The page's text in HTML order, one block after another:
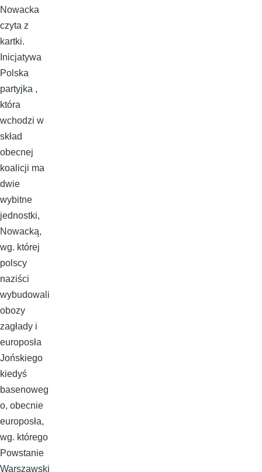
Nowacka
czyta z
kartki.
Inicjatywa
Polska
partyjka ,
która
wchodzi w
skład
obecnej
koalicji ma
dwie
wybitne
jednostki,
Nowacką,
wg. której
polscy
naziści
wybudowali
obozy
zagłady i
europosła
Jońskiego
kiedyś
basenoweg
o, obecnie
europosła,
wg. którego
Powstanie
Warszawski